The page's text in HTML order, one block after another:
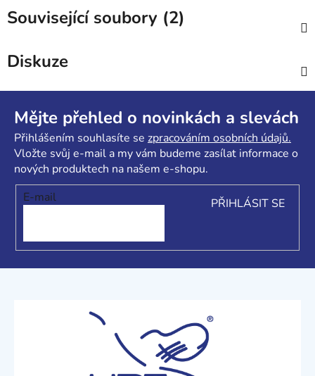
Související soubory (2)
Diskuze
Mějte přehled o novinkách a slevách
Přihlášením souhlasíte se zpracováním osobních údajů.
Vložte svůj e-mail a my vám budeme zasílat informace o
nových produktech na našem e-shopu.
E-mail
PŘIHLÁSIT SE